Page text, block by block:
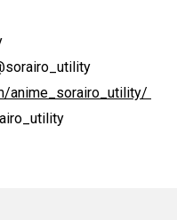
anime_sorairo_utility/